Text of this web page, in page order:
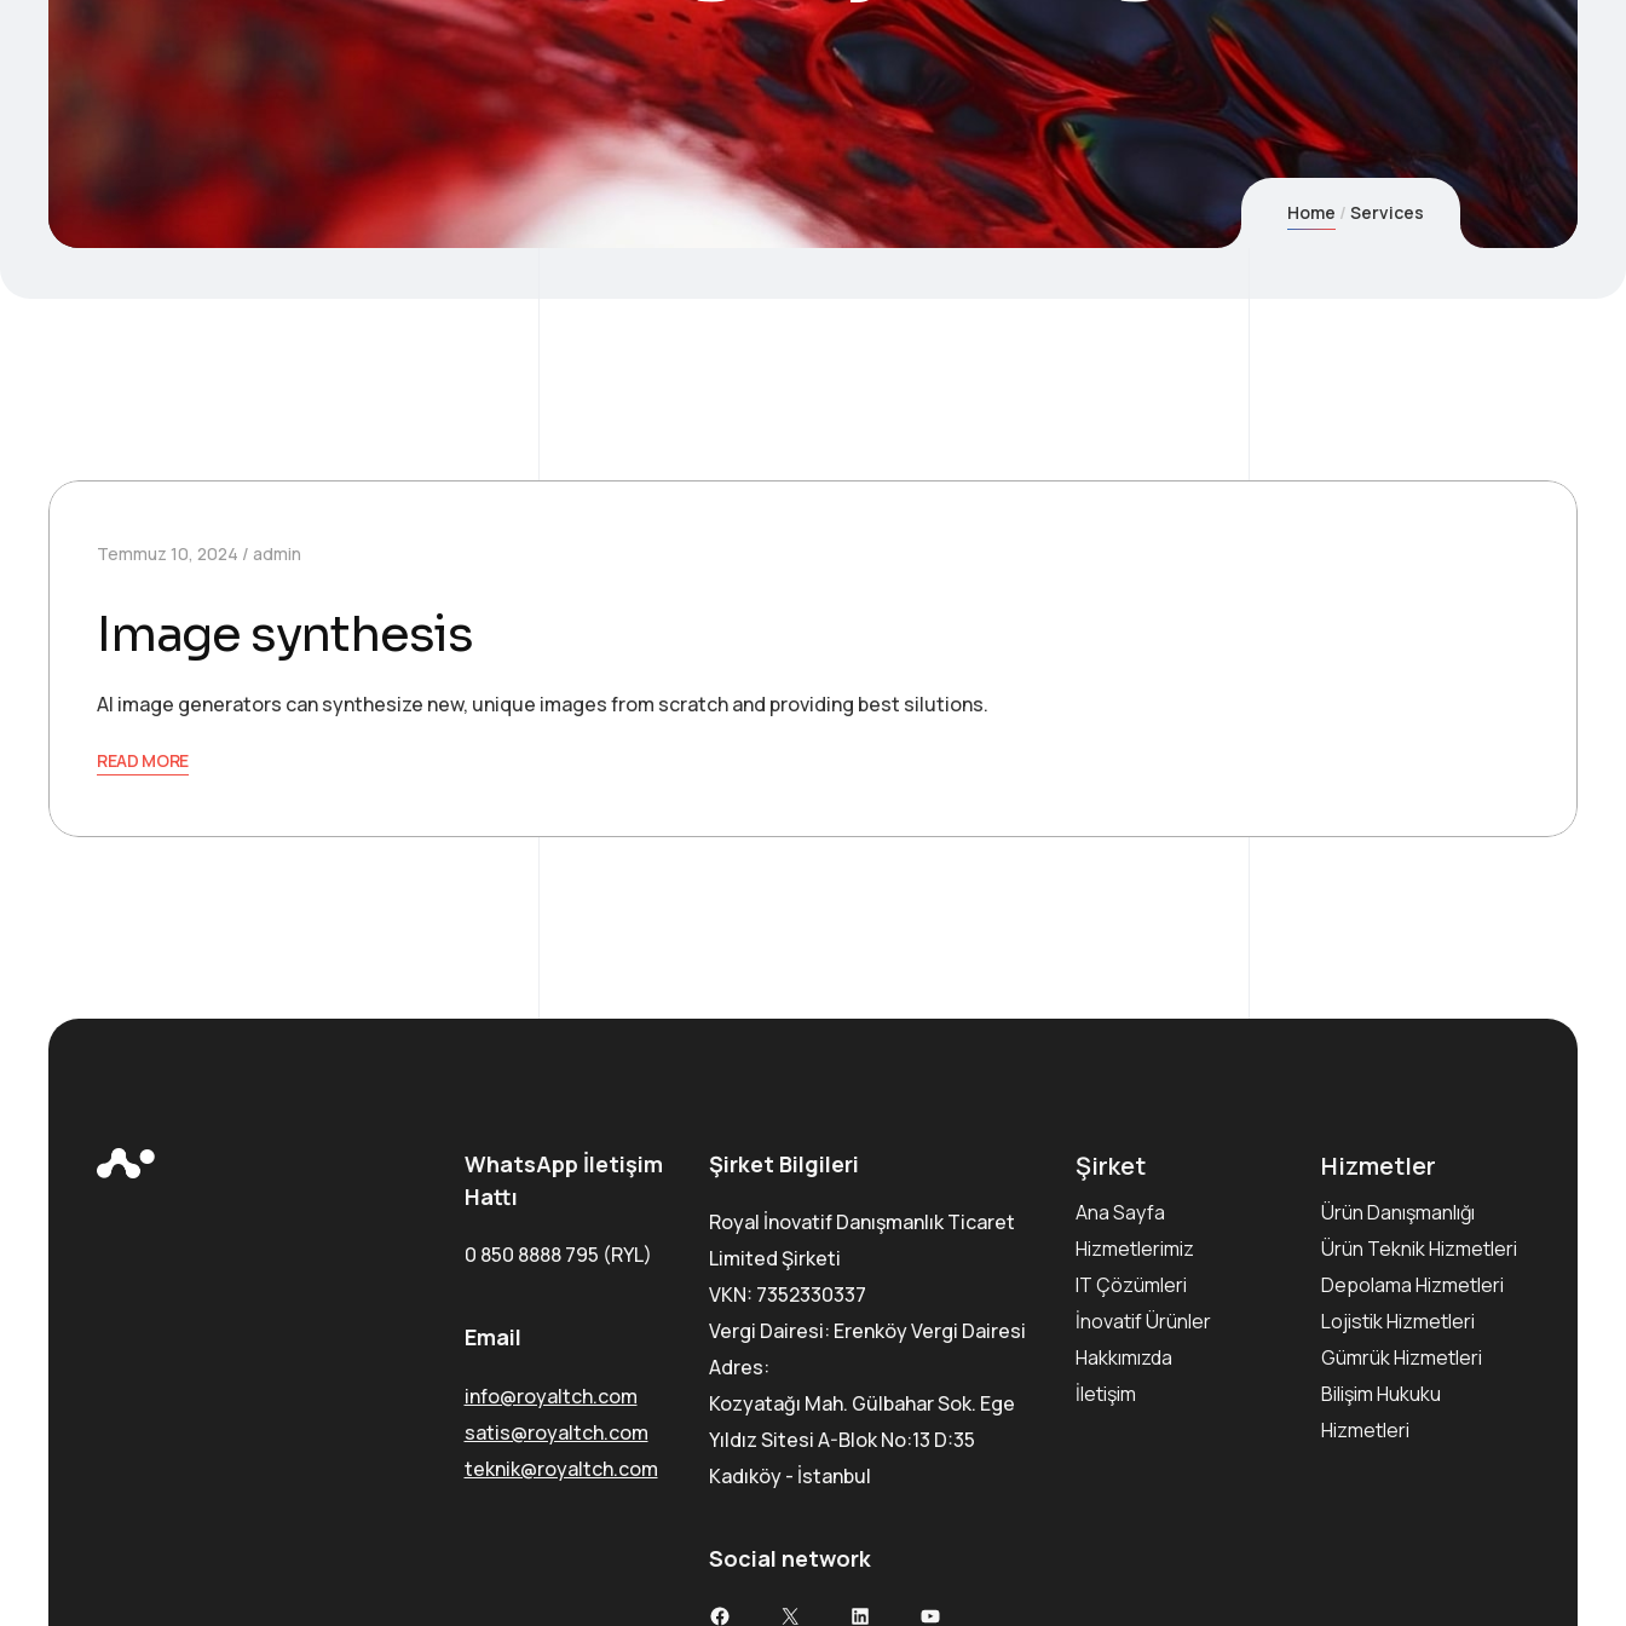
Home Services
Temmuz 10, 2024 admin
Image synthesis
AI image generators can synthesize new, unique images from scratch and providing best silutions.
READ MORE
WhatsApp İletişim
Hattı
0 850 8888 795 (RYL)
Email
info@royaltch.com
satis@royaltch.com
teknik@royaltch.com
Şirket Bilgileri
Royal İnovatif Danışmanlık Ticaret
Limited Şirketi
VKN: 7352330337
Vergi Dairesi: Erenköy Vergi Dairesi
Adres:
Kozyatağı Mah. Gülbahar Sok. Ege
Yıldız Sitesi A-Blok No:13 D:35
Kadıköy - İstanbul
Social network
Facebook
X LinkedInYouTube
Şirket
Ana Sayfa
Hizmetlerimiz
IT Çözümleri
İnovatif Ürünler
Hakkımızda
İletişim
Hizmetler
Ürün Danışmanlığı
Ürün Teknik Hizmetleri
Depolama Hizmetleri
Lojistik Hizmetleri
Gümrük Hizmetleri
Bilişim Hukuku
Hizmetleri